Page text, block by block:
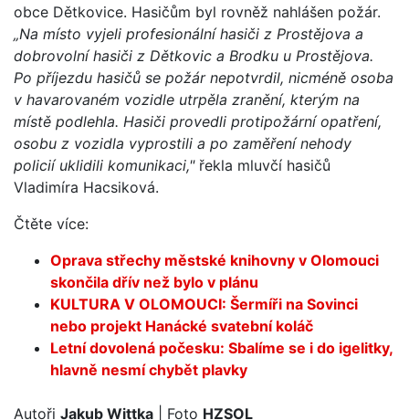
obce Dětkovice. Hasičům byl rovněž nahlášen požár.
„Na místo vyjeli profesionální hasiči z Prostějova a
dobrovolní hasiči z Dětkovic a Brodku u Prostějova.
Po příjezdu hasičů se požár nepotvrdil, nicméně osoba
v havarovaném vozidle utrpěla zranění, kterým na
místě podlehla. Hasiči provedli protipožární opatření,
osobu z vozidla vyprostili a po zaměření nehody
policií uklidili komunikaci," řekla mluvčí hasičů
Vladimíra Hacsiková.
Čtěte více:
Oprava střechy městské knihovny v Olomouci
skončila dřív než bylo v plánu
KULTURA V OLOMOUCI: Šermíři na Sovinci
nebo projekt Hanácké svatební koláč
Letní dovolená počesku: Sbalíme se i do igelitky,
hlavně nesmí chybět plavky
Autoři Jakub Wittka | Foto HZSOL